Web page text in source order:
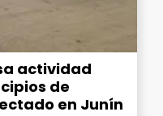
actividad
de
en Junín